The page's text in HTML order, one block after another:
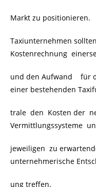
Markt zu positionieren.
Taxiunternehmen
Kostenrechnung
und den Aufwand für
einer bestehenden
trale den Kosten der
Vermittlungssysteme
jeweiligen zu
unternehmerische
ung treffen.